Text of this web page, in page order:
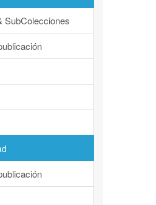
SubColecciones